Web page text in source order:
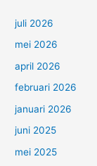
juli 2026
mei 2026
april 2026
februari 2026
januari 2026
juni 2025
mei 2025